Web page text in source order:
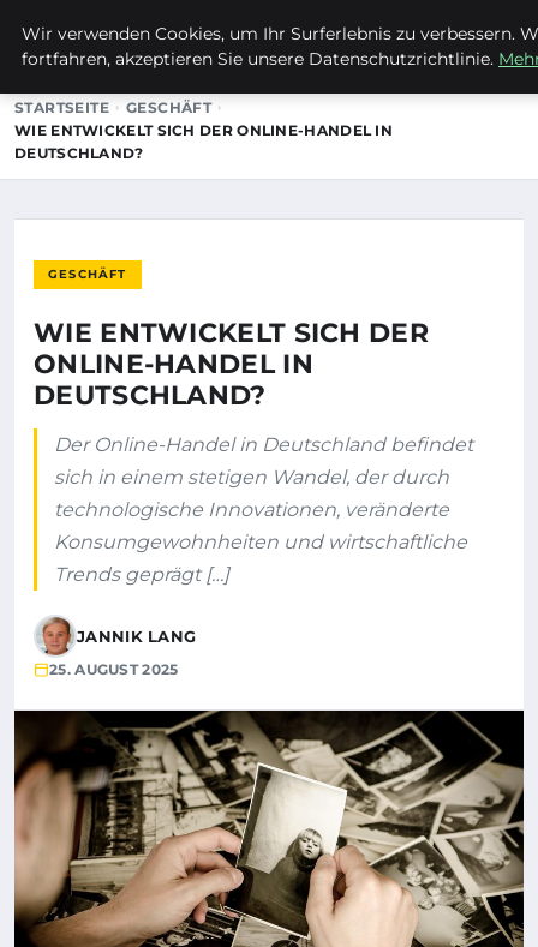
EVET ICH WILL
STARTSEITE
GESCHÄFT
WIE ENTWICKELT SICH DER ONLINE-HANDEL IN
DEUTSCHLAND?
GESCHÄFT
WIE ENTWICKELT SICH DER
ONLINE-HANDEL IN
DEUTSCHLAND?
Der Online-Handel in Deutschland befindet
sich in einem stetigen Wandel, der durch
technologische Innovationen, veränderte
Konsumgewohnheiten und wirtschaftliche
Trends geprägt […]
JANNIK LANG
25. AUGUST 2025
Wir verwenden Cookies, um Ihr Surferlebnis zu verbessern.
fortfahren, akzeptieren Sie unsere Datenschutzrichtlinie.